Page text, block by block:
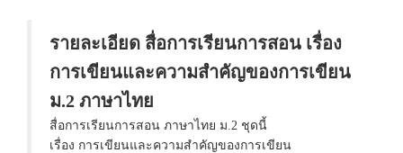
รายละเอียด สื่อการเรียนการสอน เรื่อง
การเขียนและความสำคัญของการเขียน
ม.2 ภาษาไทย
สื่อการเรียนการสอน ภาษาไทย ม.2 ชุดนี้
เรื่อง การเขียนและความสำคัญของการเขียน